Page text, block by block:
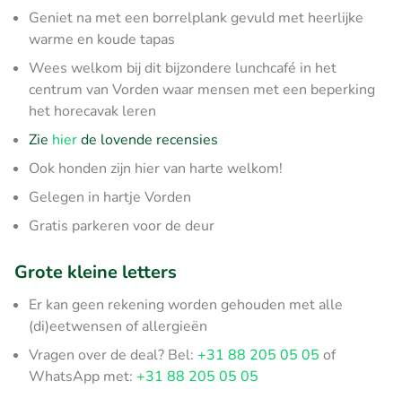
Geniet na met een borrelplank gevuld met heerlijke
warme en koude tapas
Wees welkom bij dit bijzondere lunchcafé in het
centrum van Vorden waar mensen met een beperking
het horecavak leren
Zie hierde lovende recensies
Ook honden zijn hier van harte welkom!
Gelegen in hartje Vorden
Gratis parkeren voor de deur
Grote kleine letters
Er kan geen rekening worden gehouden met alle
(di)eetwensen of allergieën
Vragen over de deal? Bel: +31 88 205 05 05 of
WhatsApp met: +31 88 205 05 05